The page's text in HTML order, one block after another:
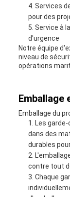
Services
pour des
Service à
d'urgence
Notre équipe
niveau de
opérations
Emballage
Emballage du
Les
dans des
durables
contre tout
Chaque